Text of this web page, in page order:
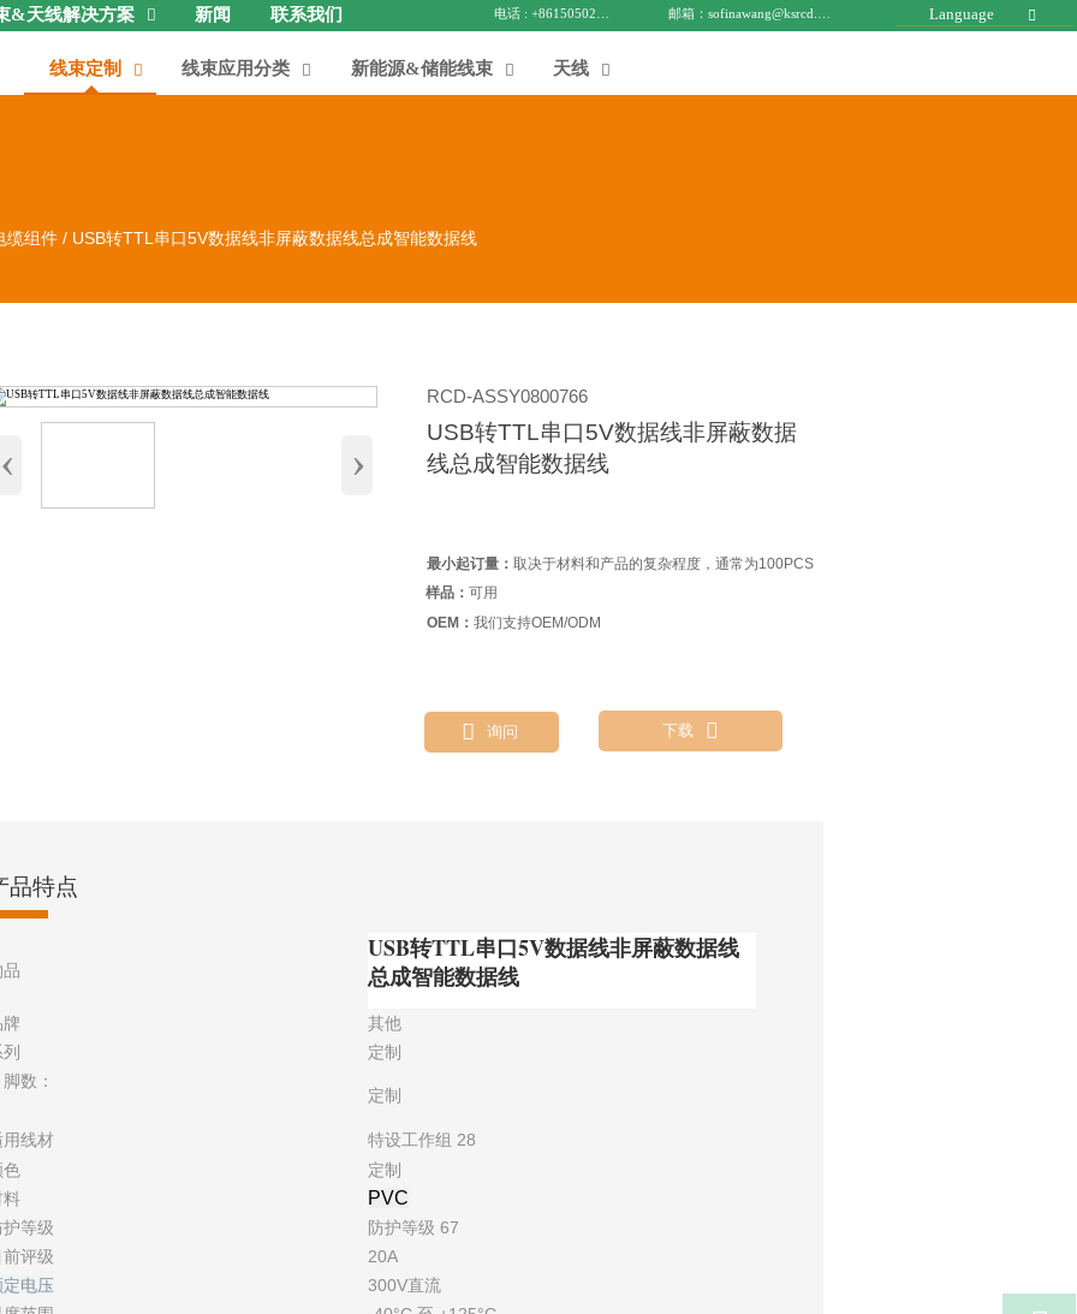
&天线解决方案  新闻 联系我们 Language 
线束定制  线束应用分类  新能源&储能线束  天线 
缆组件/ USB转TTL串口5V数据线非屏蔽数据线总成智能数据线
‹ ›
RCD-ASSY0800766
USB转TTL串口5V数据线非屏蔽数据
线总成智能数据线
最小起订量： 取决于材料和产品的复杂程度，通常为100PCS
样品：可用
OEM： 我们支持OEM/ODM
 询问 下载 
品特点
品
USB转TTL串口5V数据线非屏蔽数据线
总成智能数据线
牌
其他
定制
数：
定制
用线材
特设工作组 28
色
定制
料
PVC
护等级
防护等级 67
前评级
20A
定电压
300V直流